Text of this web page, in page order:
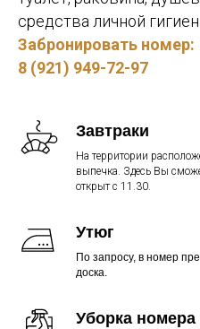
средства личной
Забронировать номер:
8 (921) 949-72-97
Завтраки
На территории
выпечка. Здесь Вы
открыт с 11.30.
Утюг
По запросу, в номер
доска.
Уборка номера